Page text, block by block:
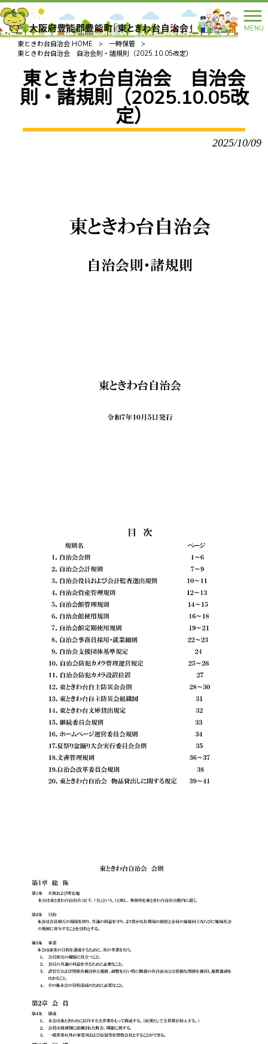
MENU
東ときわ台自治会 HOME
> 一時保管
>
東ときわ台自治会 自治会則・諸規則（2025.10.05改定）
東ときわ台自治会 自治会
則・諸規則（2025.10.05改
定）
2025/10/09